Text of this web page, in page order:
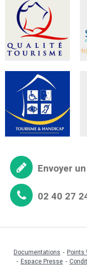
Envoyer
02 40 27
Documentations Points
Espace Presse